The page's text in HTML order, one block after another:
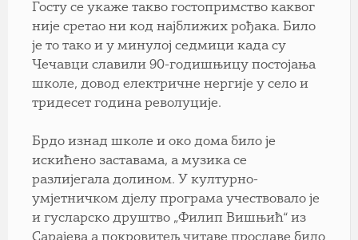
Госту се укаже такво гостопримство каквог
није сретао ни код најближих рођака. Било
је то тако и у минулој седмици када су
Чечавци славили 90-годишњицу постојања
школе, довод електричне нергије у село и
тридесет година револуције.
Брдо изнад школе и око дома било је
искићено заставама, а музика се
разлијегала долином. У културно-
умјетничком дјелу програма учествовало је
и гусларско друштво „Филип Вишњић“ из
Сарајева а покровитељ читаве прославе било